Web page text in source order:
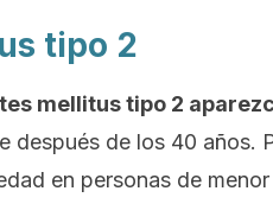
tipo 2
mellitustipo 2
después de los 40 años.
en personas de